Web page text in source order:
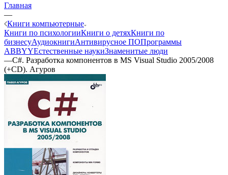
Главная
—
Книги компьютерные
Книги по психологииКниги о детяхКниги по
бизнесуАудиокнигиАнтивирусное ПОПрограммы
ABBYYЕстественные наукиЗнаменитые люди
—C#. Разработка компонентов в MS Visual Studio 2005/2008
(+CD). Агуров